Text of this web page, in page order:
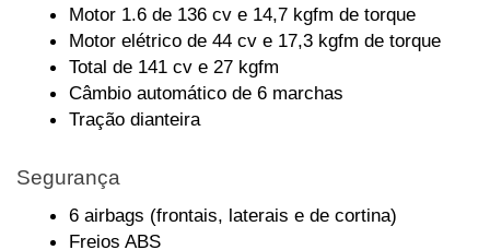
Motor 1.6 de 136 cv e 14,7 kgfm de torque
Motor elétrico de 44 cv e 17,3 kgfm de torque
Total de 141 cv e 27 kgfm
Câmbio automático de 6 marchas
Tração dianteira
Segurança
6 airbags (frontais, laterais e de cortina)
Freios ABS